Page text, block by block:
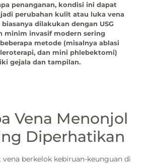
penanganan, kondisi ini dapat
perubahan kulit atau luka vena
dilakukan dengan USG
minim invasif modern sering
metode (misalnya ablasi
dan mini phlebektomi)
gejala dan tampilan.
Vena Menonjol
Diperhatikan
berkelok kebiruan-keunguan di